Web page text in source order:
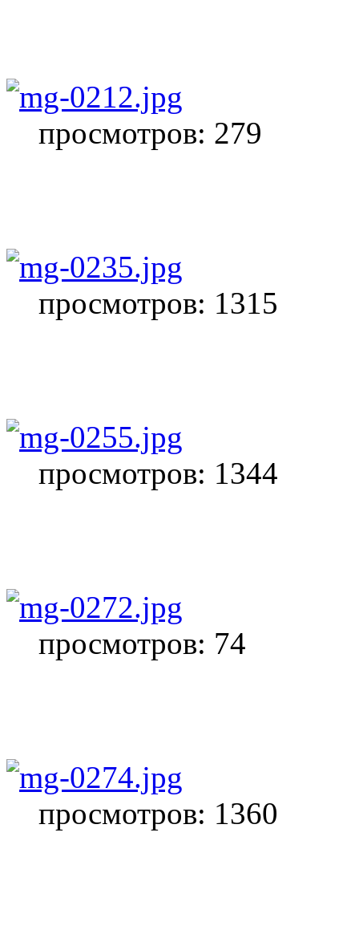
просмотров: 279
просмотров: 1315
просмотров: 1344
просмотров: 74
просмотров: 1360